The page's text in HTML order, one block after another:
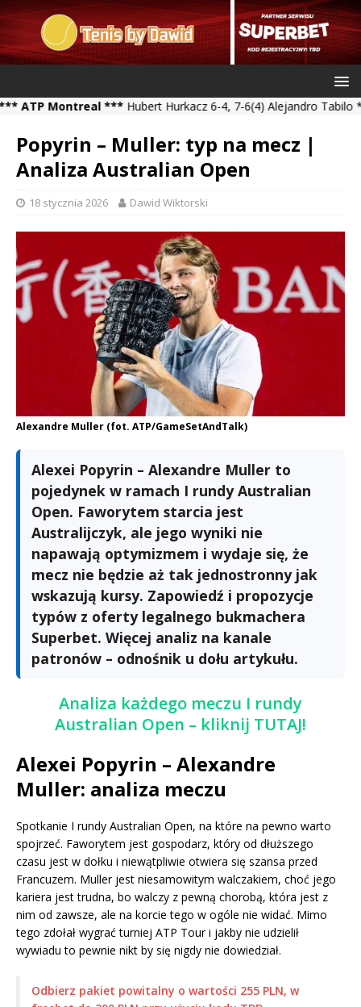
Montreal ***Hubert Hurkacz 6-4, 7-6(4) Alejandro Tabilo ***
Popyrin – Muller: typ na mecz |
Analiza Australian Open
18 stycznia 2026 Dawid Wiktorski
Alexandre Muller (fot. ATP/GameSetAndTalk)
Alexei Popyrin – Alexandre Muller to
pojedynek w ramach I rundy Australian
Open. Faworytem starcia jest
Australijczyk, ale jego wyniki nie
napawają optymizmem i wydaje się, że
mecz nie będzie aż tak jednostronny jak
wskazują kursy. Zapowiedź i propozycje
typów z oferty legalnego bukmachera
Superbet. Więcej analiz na kanale
patronów – odnośnik u dołu artykułu.
Analiza każdego meczu I rundy
Australian Open – kliknij TUTAJ!
Alexei Popyrin – Alexandre
Muller: analiza meczu
Spotkanie I rundy Australian Open, na które na pewno warto
spojrzeć. Faworytem jest gospodarz, który od dłuższego
czasu jest w dołku i niewątpliwie otwiera się szansa przed
Francuzem. Muller jest niesamowitym walczakiem, choć jego
kariera jest trudna, bo walczy z pewną chorobą, która jest z
nim od zawsze, ale na korcie tego w ogóle nie widać. Mimo
tego zdołał wygrać turniej ATP Tour i jakby nie udzielił
wywiadu to pewnie nikt by się nigdy nie dowiedział.
Odbierz pakiet powitalny o wartości 255 PLN, w